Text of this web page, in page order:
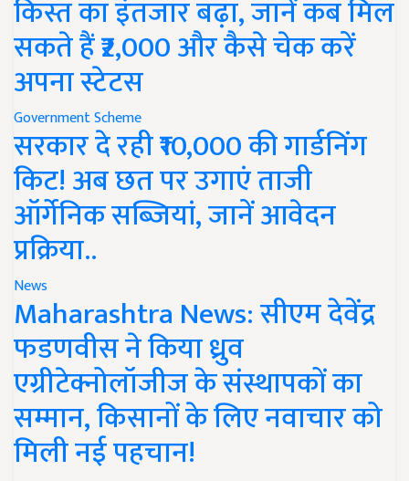
किस्त का इंतजार बढ़ा, जानें कब मिल
सकते हैं ₹2,000 और कैसे चेक करें
अपना स्टेटस
Government Scheme
सरकार दे रही ₹10,000 की गार्डनिंग
किट! अब छत पर उगाएं ताजी
ऑर्गेनिक सब्जियां, जानें आवेदन
प्रक्रिया..
News
Maharashtra News: सीएम देवेंद्र
फडणवीस ने किया ध्रुव
एग्रीटेक्नोलॉजीज के संस्थापकों का
सम्मान, किसानों के लिए नवाचार को
मिली नई पहचान!